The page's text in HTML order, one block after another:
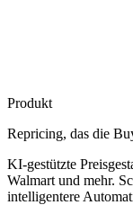
Produkt
Repricing, das die
KI-gestützte
Walmart und mehr.
intelligentere